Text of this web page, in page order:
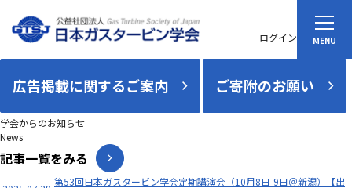
ログイン
広告掲載に関するご案内 ご寄附のお願い
学会からのお知らせ
News
記事一覧をみる
第53回日本ガスタービン学会定期講演会（10月8日-9日＠新潟）【出